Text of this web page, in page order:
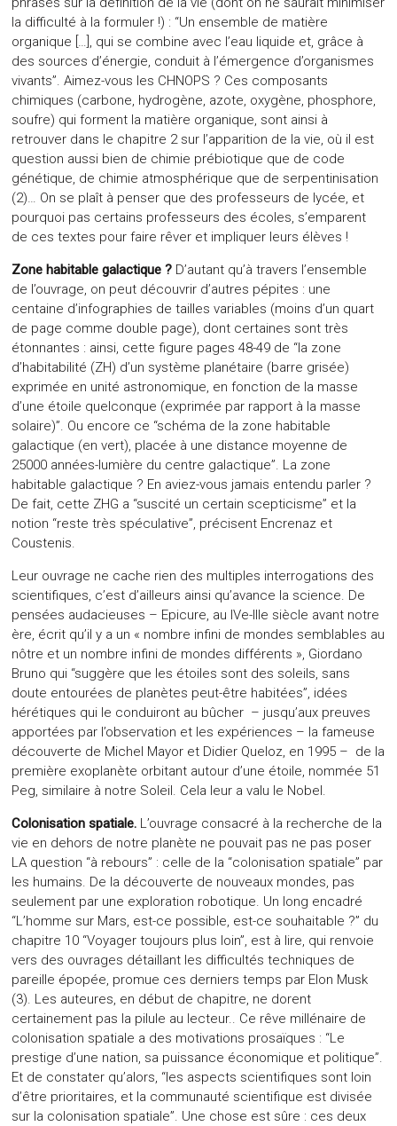
la difficulté à la formuler !) : “Un ensemble de matière
organique […], qui se combine avec l’eau liquide et, grâce à
des sources d’énergie, conduit à l’émergence d’organismes
vivants”. Aimez-vous les CHNOPS ? Ces composants
chimiques (carbone, hydrogène, azote, oxygène, phosphore,
soufre) qui forment la matière organique, sont ainsi à
retrouver dans le chapitre 2 sur l’apparition de la vie, où il est
question aussi bien de chimie prébiotique que de code
génétique, de chimie atmosphérique que de serpentinisation
(2)… On se plaît à penser que des professeurs de lycée, et
pourquoi pas certains professeurs des écoles, s’emparent
de ces textes pour faire rêver et impliquer leurs élèves !
Zone habitable galactique ? D’autant qu’à travers l’ensemble
de l’ouvrage, on peut découvrir d’autres pépites : une
centaine d’infographies de tailles variables (moins d’un quart
de page comme double page), dont certaines sont très
étonnantes : ainsi, cette figure pages 48-49 de “la zone
d’habitabilité (ZH) d’un système planétaire (barre grisée)
exprimée en unité astronomique, en fonction de la masse
d’une étoile quelconque (exprimée par rapport à la masse
solaire)”. Ou encore ce “schéma de la zone habitable
galactique (en vert), placée à une distance moyenne de
25000 années-lumière du centre galactique”. La zone
habitable galactique ? En aviez-vous jamais entendu parler ?
De fait, cette ZHG a “suscité un certain scepticisme” et la
notion “reste très spéculative”, précisent Encrenaz et
Coustenis.
Leur ouvrage ne cache rien des multiples interrogations des
scientifiques, c’est d’ailleurs ainsi qu’avance la science. De
pensées audacieuses – Epicure, au IVe-IIIe siècle avant notre
ère, écrit qu’il y a un « nombre infini de mondes semblables au
nôtre et un nombre infini de mondes différents », Giordano
Bruno qui “suggère que les étoiles sont des soleils, sans
doute entourées de planètes peut-être habitées”, idées
hérétiques qui le conduiront au bûcher – jusqu’aux preuves
apportées par l’observation et les expériences – la fameuse
découverte de Michel Mayor et Didier Queloz, en 1995 – de la
première exoplanète orbitant autour d’une étoile, nommée 51
Peg, similaire à notre Soleil. Cela leur a valu le Nobel.
Colonisation spatiale. L’ouvrage consacré à la recherche de la
vie en dehors de notre planète ne pouvait pas ne pas poser
LA question “à rebours” : celle de la “colonisation spatiale” par
les humains. De la découverte de nouveaux mondes, pas
seulement par une exploration robotique. Un long encadré
“L’homme sur Mars, est-ce possible, est-ce souhaitable ?” du
chapitre 10 “Voyager toujours plus loin”, est à lire, qui renvoie
vers des ouvrages détaillant les difficultés techniques de
pareille épopée, promue ces derniers temps par Elon Musk
(3). Les auteures, en début de chapitre, ne dorent
certainement pas la pilule au lecteur.. Ce rêve millénaire de
colonisation spatiale a des motivations prosaïques : “Le
prestige d’une nation, sa puissance économique et politique”.
Et de constater qu’alors, “les aspects scientifiques sont loin
d’être prioritaires, et la communauté scientifique est divisée
sur la colonisation spatiale”. Une chose est sûre : ces deux